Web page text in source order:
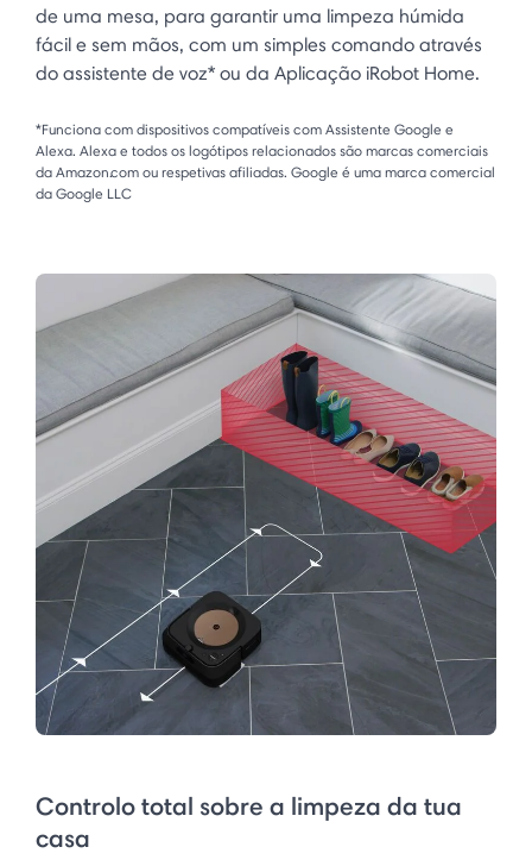
de uma mesa, para garantir uma limpeza húmida
fácil e sem mãos, com um simples comando através
do assistente de voz* ou da Aplicação iRobot Home.
*Funciona com dispositivos compatíveis com Assistente Google e
Alexa. Alexa e todos os logótipos relacionados são marcas comerciais
da Amazon.com ou respetivas afiliadas. Google é uma marca comercial
da Google LLC
Controlo total sobre a limpeza da tua
casa